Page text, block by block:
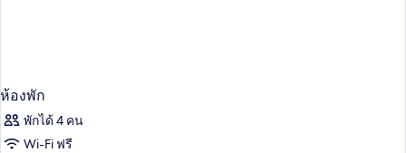
ห้องพัก
พักได้ 4 คน
Wi-Fi ฟรี